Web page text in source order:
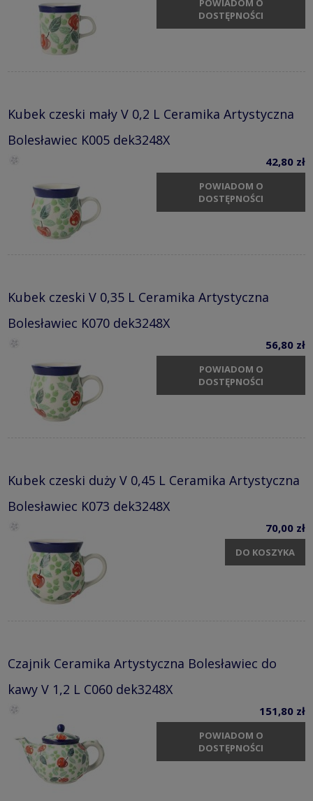
POWIADOM O
DOSTĘPNOŚCI
Kubek czeski mały V 0,2 L Ceramika Artystyczna
Bolesławiec K005 dek3248X
42,80 zł
POWIADOM O
DOSTĘPNOŚCI
Kubek czeski V 0,35 L Ceramika Artystyczna
Bolesławiec K070 dek3248X
56,80 zł
POWIADOM O
DOSTĘPNOŚCI
Kubek czeski duży V 0,45 L Ceramika Artystyczna
Bolesławiec K073 dek3248X
70,00 zł
DO KOSZYKA
Czajnik Ceramika Artystyczna Bolesławiec do
kawy V 1,2 L C060 dek3248X
151,80 zł
POWIADOM O
DOSTĘPNOŚCI